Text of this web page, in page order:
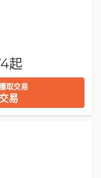
起
取交易
交易